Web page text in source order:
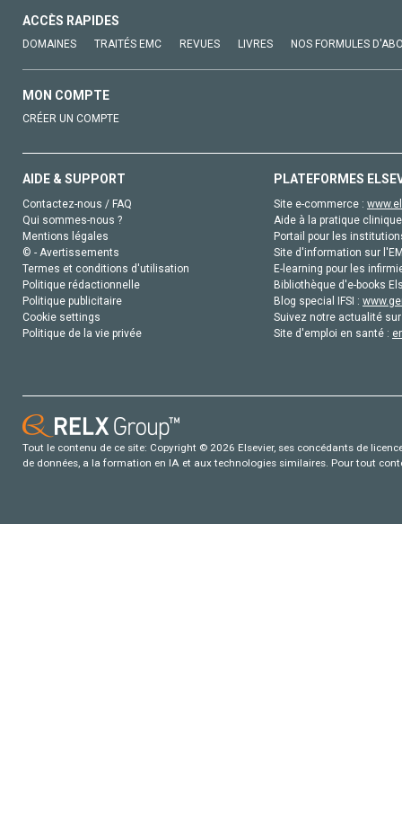
ACCÈS RAPIDES
DOMAINES TRAITÉS EMC REVUES LIVRES NOS FORMULES
MON COMPTE
CRÉER UN COMPTE
AIDE & SUPPORT
Contactez-nous / FAQ
Qui sommes-nous ?
Mentions légales
© - Avertissements
Termes et conditions d'utilisation
Politique rédactionnelle
Politique publicitaire
Cookie settings
Politique de la vie privée
PLATEFORMES
Site e-commerce :
Aide à la pratique
Portail pour les
Site d'information sur
E-learning pour les
Bibliothèque d'e-books
Blog special IFSI :
Suivez notre actualité
Site d'emploi en santé :
Tout le contenu de ce site: Copyright © 2026 Elsevier, ses concédants de
de données, a la formation en IA et aux technologies similaires. Pour tout